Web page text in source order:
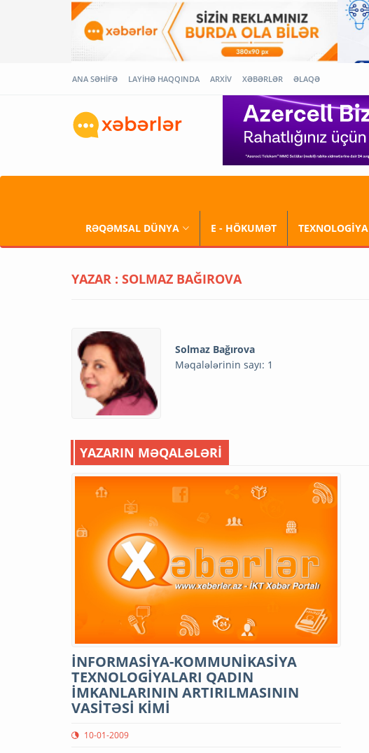
ANA SƏHİFƏ LAYİHƏ HAQQINDA ARXİV XƏBƏRLƏR ƏLAQƏ
RƏQƏMSAL DÜNYA E - HÖKUMƏT TEXNOLOGİYA
YAZAR : SOLMAZ BAĞIROVA
Solmaz Bağırova
Məqalələrinin sayı: 1
YAZARIN MƏQALƏLƏRİ
İNFORMASİYA-KOMMUNİKASİYA
TEXNOLOGİYALARI QADIN
İMKANLARININ ARTIRILMASININ
VASİTƏSİ KİMİ
10-01-2009